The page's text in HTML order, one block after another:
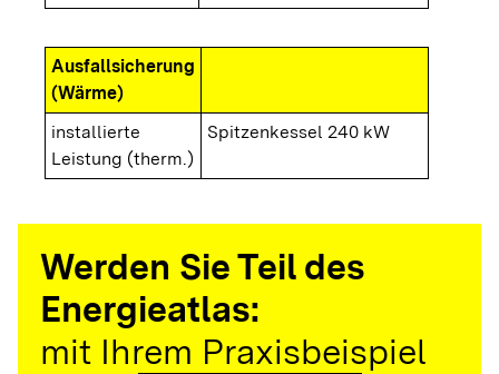
Ausfallsicherung
(Wärme)
installierte
Leistung (therm.)
Spitzenkessel 240 kW
Werden Sie Teil des
Energieatlas:
mit Ihrem Praxisbeispiel